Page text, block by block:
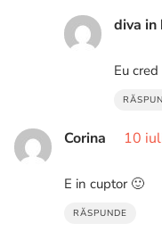
diva in
Eu
Corina 10
E in cuptor 🙂
RĂSPUNDE